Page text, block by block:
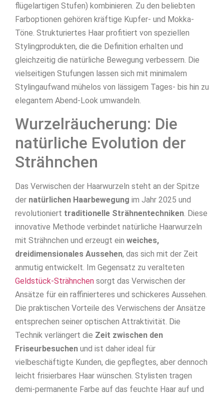
flügelartigen Stufen) kombinieren. Zu den beliebten
Farboptionen gehören kräftige Kupfer- und Mokka-
Töne. Strukturiertes Haar profitiert von speziellen
Stylingprodukten, die die Definition erhalten und
gleichzeitig die natürliche Bewegung verbessern. Die
vielseitigen Stufungen lassen sich mit minimalem
Stylingaufwand mühelos von lässigem Tages- bis hin zu
elegantem Abend-Look umwandeln.
Wurzelräucherung: Die
natürliche Evolution der
Strähnchen
Das Verwischen der Haarwurzeln steht an der Spitze
der natürlichen Haarbewegung im Jahr 2025 und
revolutioniert traditionelle Strähnentechniken. Diese
innovative Methode verbindet natürliche Haarwurzeln
mit Strähnchen und erzeugt ein weiches,
dreidimensionales Aussehen, das sich mit der Zeit
anmutig entwickelt. Im Gegensatz zu veralteten
Geldstück-Strähnchen sorgt das Verwischen der
Ansätze für ein raffinierteres und schickeres Aussehen.
Die praktischen Vorteile des Verwischens der Ansätze
entsprechen seiner optischen Attraktivität. Die
Technik verlängert die Zeit zwischen den
Friseurbesuchen und ist daher ideal für
vielbeschäftigte Kunden, die gepflegtes, aber dennoch
leicht frisierbares Haar wünschen. Stylisten tragen
demi-permanente Farbe auf das feuchte Haar auf und